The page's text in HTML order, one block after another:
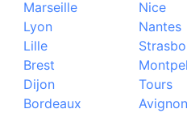
Marseille
Lyon
Lille
Brest
Dijon
Bordeaux
Nice
Nantes
Tours
Avignon